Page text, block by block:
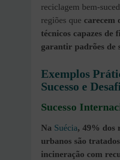
reciclagem bem-
regiões que carecem
técnicos capazes de
garantir padrões de
Exemplos
Sucesso e
Sucesso
Na Suécia, 49% dos
urbanos são
incineração com